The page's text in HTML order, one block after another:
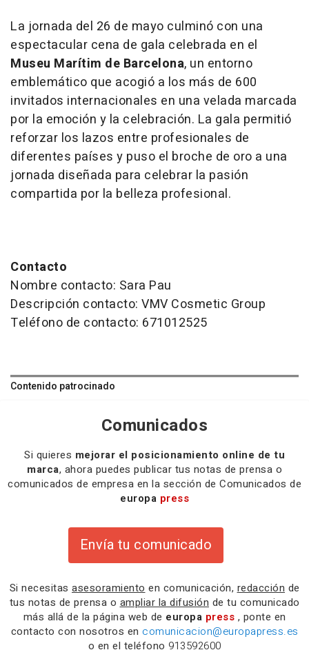
La jornada del 26 de mayo culminó con una
espectacular cena de gala celebrada en el
Museu Marítim de Barcelona, un entorno
emblemático que acogió a los más de 600
invitados internacionales en una velada marcada
por la emoción y la celebración. La gala permitió
reforzar los lazos entre profesionales de
diferentes países y puso el broche de oro a una
jornada diseñada para celebrar la pasión
compartida por la belleza profesional.
Contacto
Nombre contacto: Sara Pau
Descripción contacto: VMV Cosmetic Group
Teléfono de contacto: 671012525
Contenido patrocinado
Comunicados
Si quieres mejorar el posicionamiento online de tu
marca, ahora puedes publicar tus notas de prensa o
comunicados de empresa en la sección de Comunicados de
europa press
Envía tu comunicado
Si necesitas asesoramiento en comunicación, redacción de
tus notas de prensa o ampliar la difusión de tu comunicado
más allá de la página web de europa press , ponte en
contacto con nosotros en comunicacion@europapress.es
o en el teléfono 913592600